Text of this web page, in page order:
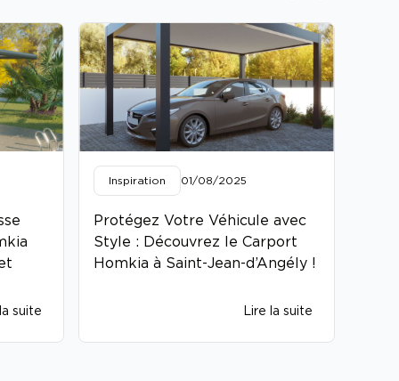
suite
Inspiration 01/08/2025
Protégez Votre Véhicule avec
Style : Découvrez le Carport
Homkia à Saint-Jean-d’Angély !
Lire la suite